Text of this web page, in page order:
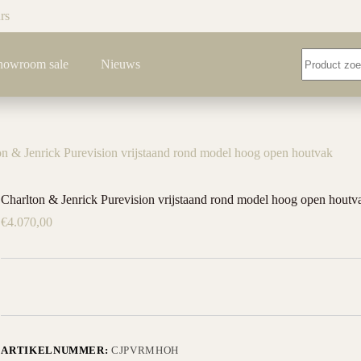
sale Nieuws
resultaten
& Jenrick Purevision vrijstaand rond model hoog open houtvak
Charlton & Jenrick Purevision vrijstaand rond model hoog open
€4.070,00
ARTIKELNUMMER:CJPVRMHOH